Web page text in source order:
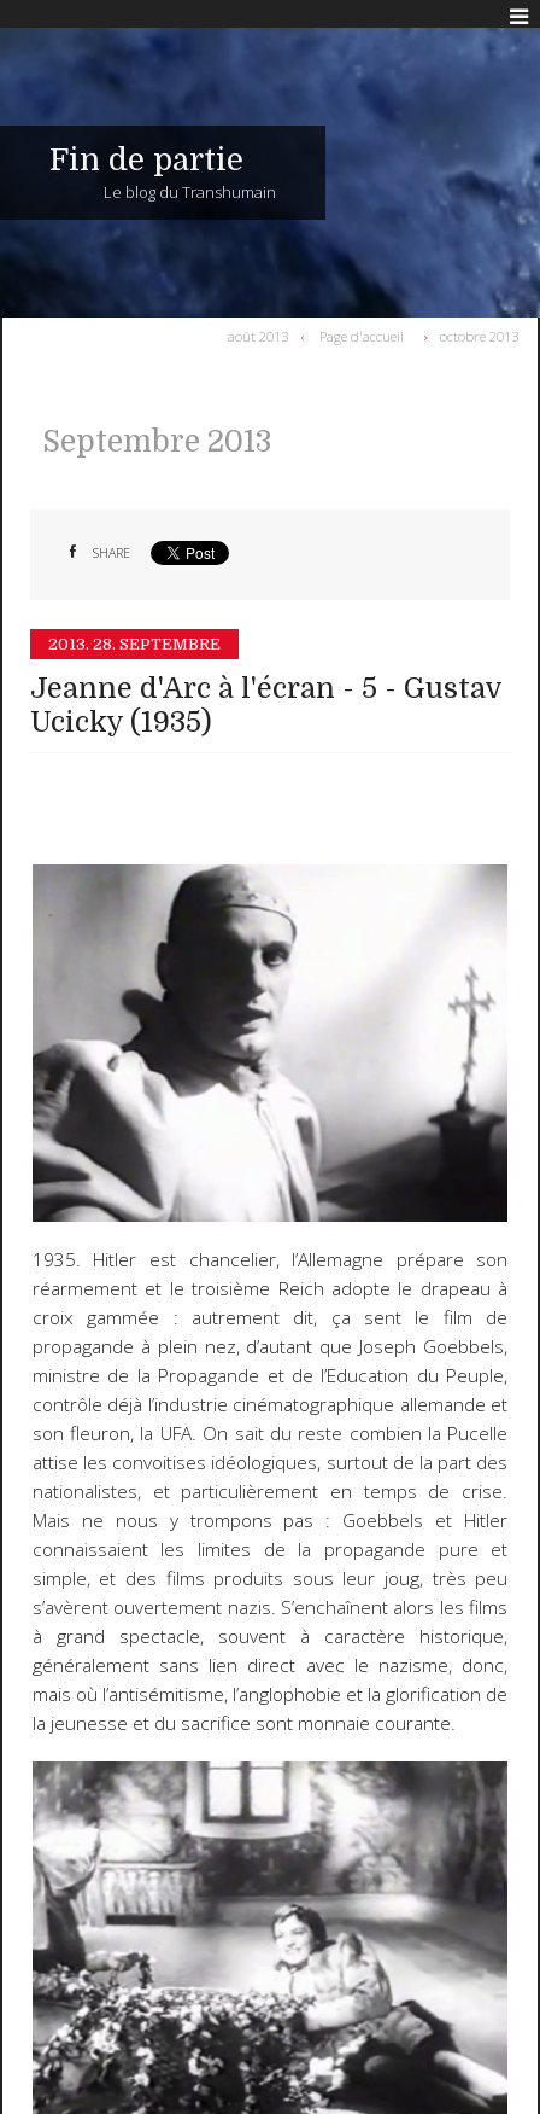
Fin de partie
Le blog du Transhumain
août 2013 Page d'accueil octobre 2013
Septembre 2013
SHARE
2013. 28. SEPTEMBRE
Jeanne d'Arc à l'écran - 5 - Gustav
Ucicky (1935)
1935. Hitler est chancelier, l’Allemagne prépare son
réarmement et le troisième Reich adopte le drapeau à
croix gammée : autrement dit, ça sent le film de
propagande à plein nez, d’autant que Joseph Goebbels,
ministre de la Propagande et de l’Education du Peuple,
contrôle déjà l’industrie cinématographique allemande et
son fleuron, la UFA. On sait du reste combien la Pucelle
attise les convoitises idéologiques, surtout de la part des
nationalistes, et particulièrement en temps de crise.
Mais ne nous y trompons pas : Goebbels et Hitler
connaissaient les limites de la propagande pure et
simple, et des films produits sous leur joug, très peu
s’avèrent ouvertement nazis. S’enchaînent alors les films
à grand spectacle, souvent à caractère historique,
généralement sans lien direct avec le nazisme, donc,
mais où l’antisémitisme, l’anglophobie et la glorification de
la jeunesse et du sacrifice sont monnaie courante.